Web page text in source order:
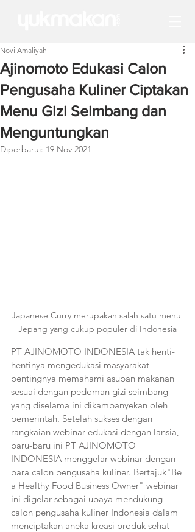
Ajinomoto Edukasi Calon
Pengusaha Kuliner Ciptakan
Menu Gizi Seimbang dan
Menguntungkan
Novi Amaliyah
Diperbarui: 19 Nov 2021
Japanese Curry merupakan salah satu menu
Jepang yang cukup populer di Indonesia
PT AJINOMOTO INDONESIA tak henti-
hentinya mengedukasi masyarakat
pentingnya memahami asupan makanan
sesuai dengan pedoman gizi seimbang
yang diselama ini dikampanyekan oleh
pemerintah. Setelah sukses dengan
rangkaian webinar edukasi dengan lansia,
baru-baru ini PT AJINOMOTO
INDONESIA menggelar webinar dengan
para calon pengusaha kuliner. Bertajuk"Be
a Healthy Food Business Owner" webinar
ini digelar sebagai upaya mendukung
calon pengusaha kuliner Indonesia dalam
menciptakan aneka kreasi produk sehat